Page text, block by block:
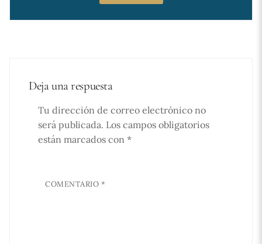
Deja una respuesta
Tu dirección de correo electrónico no
será publicada. Los campos obligatorios
están marcados con *
COMENTARIO *